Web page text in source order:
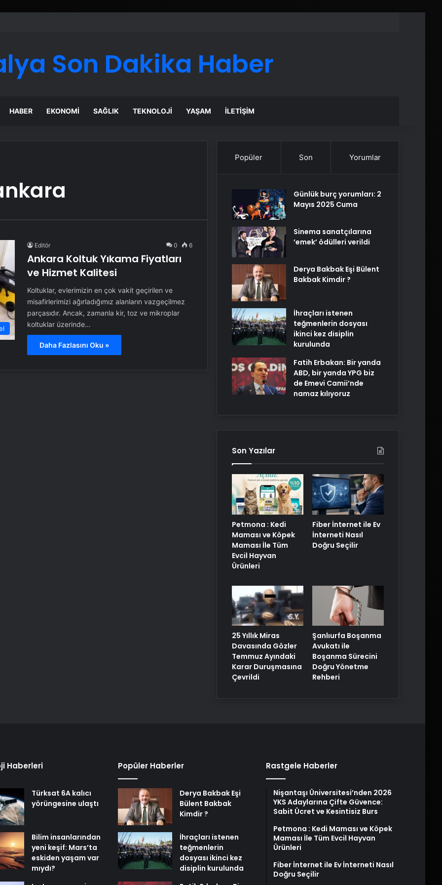
Son Dakika Haber
HABER EKONOMI SAĞLIK TEKNOLOJI YAŞAM İLETIŞIM
Editör 0 6
Ankara Koltuk Yıkama Fiyatları
ve Hizmet Kalitesi
Koltuklar, evlerimizin en çok vakit geçirilen ve
misafirlerimizi ağırladığımız alanların vazgeçilmez
parçasıdır. Ancak, zamanla kir, toz ve mikroplar
koltuklar üzerinde…
Daha Fazlasını Oku »
Popüler Son Yorumlar
Günlük burç yorumları: 2
Mayıs 2025 Cuma
Sinema sanatçılarına
’emek’ ödülleri verildi
Derya Bakbak Eşi Bülent
Bakbak Kimdir ?
İhraçları istenen
teğmenlerin dosyası
ikinci kez disiplin
kurulunda
Fatih Erbakan: Bir yanda
ABD, bir yanda YPG biz
de Emevi Camii’nde
namaz kılıyoruz
Son Yazılar
Petmona : Kedi
Maması ve Köpek
Maması İle Tüm
Evcil Hayvan
Ürünleri
Fiber İnternet ile Ev
İnterneti Nasıl
Doğru Seçilir
25 Yıllık Miras
Davasında Gözler
Temmuz Ayındaki
Karar Duruşmasına
Çevrildi
Şanlıurfa Boşanma
Avukatı ile
Boşanma Sürecini
Doğru Yönetme
Rehberi
Haberleri
Türksat 6A kalıcı
yörüngesine ulaştı
Bilim insanlarından
yeni keşif: Mars’ta
eskiden yaşam var
mıydı?
Popüler Haberler
Derya Bakbak Eşi
Bülent Bakbak
Kimdir ?
İhraçları istenen
teğmenlerin
dosyası ikinci kez
disiplin kurulunda
Rastgele Haberler
Nişantaşı Üniversitesi’nden 2026
YKS Adaylarına Çifte Güvence:
Sabit Ücret ve Kesintisiz Burs
Petmona : Kedi Maması ve Köpek
Maması İle Tüm Evcil Hayvan
Ürünleri
Fiber İnternet ile Ev İnterneti Nasıl
Doğru Seçilir